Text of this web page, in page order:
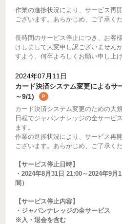
作業の進捗状況により、サービス再
ございます。あらかじめ、ご了承くだ
長時間のサービス停止につき、お客
けしまして大変申し訳ございません
すよう、何卒よろしくお願い申し上げ
2024年07月11日
カード決済システム変更によるサ
～9/1)
P
カード決済システム変更のための大
日程でジャパンナレッジの全サービ
ます。
作業の進捗状況により、サービス再
ございます。あらかじめ、ご了承くだ
【サービス停止日時】
・2024年8月31日 21:00～2024年9
間）
【サービス停止内容】
・ジャパンナレッジの全サービス
※入・退会を含む